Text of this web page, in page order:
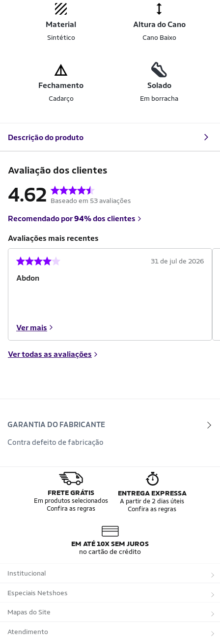
Material
Sintético
Altura do Cano
Cano Baixo
Fechamento
Cadarço
Solado
Em borracha
Descrição do produto
Avaliação dos clientes
4.62 Baseado em 53 avaliações
Recomendado por94%dos clientes
Avaliações mais recentes
Abdon
31 de jul de 2026
Ver mais
Ver todas as avaliações
GARANTIA DO FABRICANTE
Contra defeito de fabricação
FRETE GRÁTIS
Em produtos selecionados
Confira as regras
ENTREGA EXPRESSA
A partir de 2 dias úteis
Confira as regras
EM ATÉ 10X SEM JUROS
no cartão de crédito
Institucional
Sobre a Netshoes
Política de Privacidade
Programa de Afiliados
Especiais Netshoes
Suplementos
Corrida
Mapas do Site
Marcas
Atendimento